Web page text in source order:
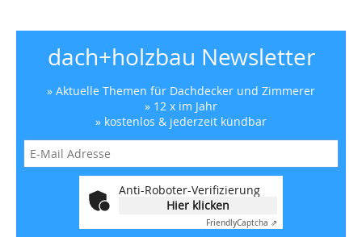
dach+holzbau Newsletter
» Aktuelle Themen für Dachdecker und Zimmerer
» 12 x im Jahr
» kostenlos & jederzeit kündbar
Anti-Roboter-Verifizierung
Hier klicken
FriendlyCaptcha ⇗